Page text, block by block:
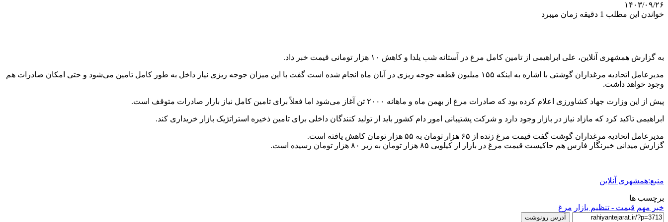
۱۴۰۳/۰۹/۲۶
خواندن این مطلب 1 دقیقه زمان میبرد
به گزارش همشهری آنلاین،‌ علی ابراهیمی از تامین کامل مرغ در آستانه شب یلدا و کاهش ۱۰ هزار تومانی قیمت خبر داد.
مدیرعامل اتحادیه مرغداران گوشتی با اشاره به اینکه ۱۵۵ میلیون قطعه جوجه ریزی در آبان ماه انجام شده است گفت با این میزان جوجه ریزی نیاز داخل به طور کامل تامین می‌شود و حتی امکان صادرات هم
وجود خواهد داشت.
پیش از این وزارت جهاد کشاورزی اعلام کرده بود که صادرات مرغ از بهمن ماه و ماهانه ۲۰۰۰ تن آغاز می‌شود اما فعلاً برای تامین کامل نیاز بازار صادرات متوقف است.
ابراهیمی تاکید کرد که مازاد نیاز در بازار وجود دارد و شرکت پشتیبانی امور دام کشور باید از تولید کنندگان داخلی برای تامین ذخیره استراتژیک بازار خریداری کند.
مدیرعامل اتحادیه مرغداران گوشت گفت قیمت مرغ زنده از ۶۵ هزار تومان به ۵۵ هزار تومان کاهش یافته است.
گزارش میدانی خبرنگار فارس هم حاکیست قیمت مرغ در بازار از کیلویی ۸۵ هزار تومان به زیر ۸۰ هزار تومان رسیده است.
منبع:همشهری آنلاین
برچسب ها
خبر مهم قیمت - تنظیم بازار مرغ
آدرس رونوشت